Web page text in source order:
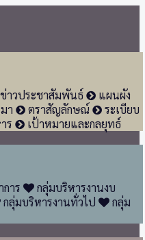
ข่าวประชาสัมพันธ์
แผนผัง
า ตราสัญลักษณ์
ระเบียบ
ร เป้าหมายและกลยุทธ์
าร
กลุ่มบริหารงานงบ
กลุ่มบริหารงานทั่วไป
กลุ่ม